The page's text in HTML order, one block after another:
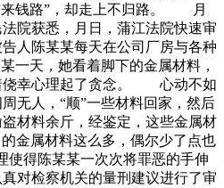
来钱路”，却走上不归路。 月
院获悉，月日，蒲江法院快速审
人陈某某每天在公司厂房与各种
一天，她看着脚下的金属材料，
侥幸心理起了贪念。 心动不如
无人，“顺”一些材料回家，然后
材料余斤，经鉴定，这些金属材
属材料这么多，偶尔少了点也
使得陈某某一次次将罪恶的手伸
对检察机关的量刑建议进行了审